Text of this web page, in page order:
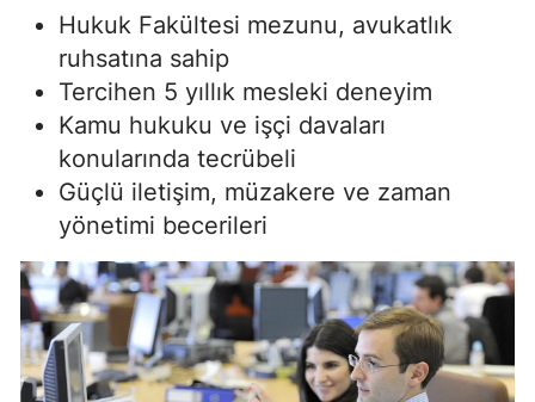
Hukuk Fakültesi mezunu, avukatlık
ruhsatına sahip
Tercihen 5 yıllık mesleki deneyim
Kamu hukuku ve işçi davaları
konularında tecrübeli
Güçlü iletişim, müzakere ve zaman
yönetimi becerileri